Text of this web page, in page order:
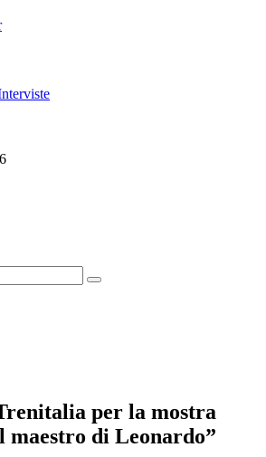
per la mostra
maestro di Leonardo”